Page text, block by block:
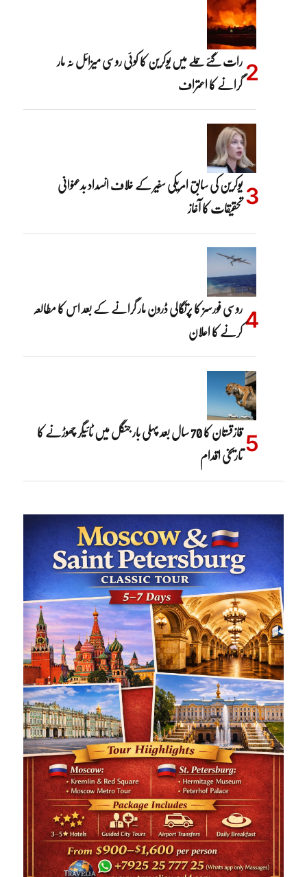
رات گئے حملے میں یوکرین کا کوئی روسی میزائل نہ مار
گرانے کا اعتراف
یوکرین کی سابق امریکی سفیر کے خلاف انسداد بدعنوانی
تحقیقات کا آغاز
روسی فورسز کا پرتگالی ڈرون مار گرانے کے بعد اس کا مطالعہ
کرنے کا اعلان
قازقستان کا 70 سال بعد پہلی بار جنگل میں ٹائیگر چھوڑنے کا
تاریخی اقدام